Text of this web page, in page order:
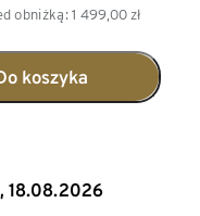
obniżką: 1 499,00 zł
koszyka
18.08.2026